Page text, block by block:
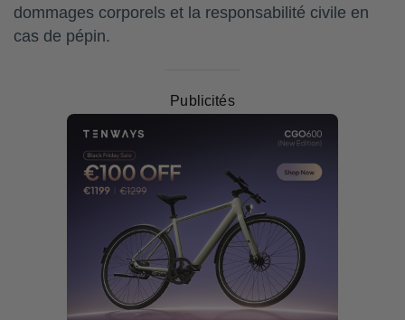
dommages corporels et la responsabilité civile en
cas de pépin.
Publicités